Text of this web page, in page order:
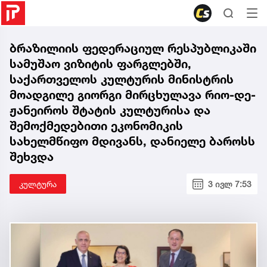
ბრაზილიის ფედერაციულ რესპუბლიკაში
სამუშაო ვიზიტის ფარგლებში,
საქართველოს კულტურის მინისტრის
მოადგილე გიორგი მირცხულავა რიო-დე-
ჟანეიროს შტატის კულტურისა და
შემოქმედებითი ეკონომიკის
სახელმწიფო მდივანს, დანიელე ბაროსს
შეხვდა
კულტურა 3 ივლ 7:53